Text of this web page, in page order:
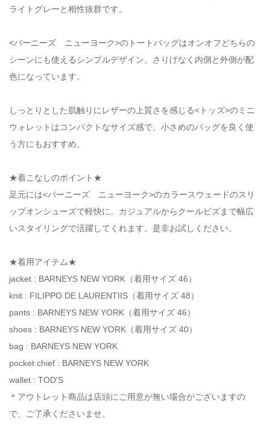
ライトグレーと相性抜群です。
<バーニーズ ニューヨーク>のトートバッグはオンオフどちらの
シーンにも使えるシンプルデザイン。さりげなく内側と外側が配
色になっています。
しっとりとした肌触りにレザーの上質さを感じる<トッズ>のミニ
ウォレットはコンパクトなサイズ感で、小さめのバッグを良く使
う方にもおすすめ。
★着こなしのポイント★
足元には<バーニーズ ニューヨーク>のカラースウェードのスリ
ップオンシューズで軽快に。カジュアルからクールビズまで幅広
いスタイリングで活躍してくれます。是非お試しください。
★着用アイテム★
jacket : BARNEYS NEW YORK（着用サイズ 46）
knit : FILIPPO DE LAURENTIIS（着用サイズ 48）
pants : BARNEYS NEW YORK（着用サイズ 46）
shoes : BARNEYS NEW YORK（着用サイズ 40）
bag : BARNEYS NEW YORK
pocket chief : BARNEYS NEW YORK
wallet : TOD'S
＊アウトレット商品は店頭にご用意が無い場合がございますの
で、ご了承くださいませ。